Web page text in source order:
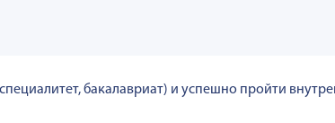
бакалавриат) и успешно пройти